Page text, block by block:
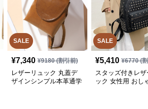
SALE
¥7,340 ¥9180(割引前)
レザーリュック 丸蓋デ
ザインシンプル本革通学
SALE
¥5,410 ¥6770(
スタッズ付きレザ
ック 女性用 おし